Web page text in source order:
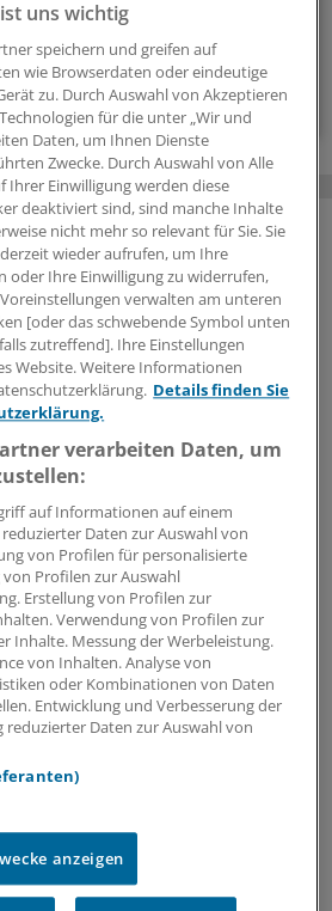
medizinischen Berichte und
für den Zugang
Testlogos
zu Focus-Ärztesiegeln: Für
strenge Maßstäbe
verschärft Anforderungen an
müssten
des Rankings klar erkennen
nun erneut prüfen, ob Irreführung
Heilberufe Berlin
für Ärzte wegen
Pandemie
für Heilberufe Berlin kippt den
die einem Arzt
der Corona-
verharmlosend dargestellt und
uns wichtig
speichern und greifen auf
wie Browserdaten oder eindeutige
zu. Durch Auswahl von Akzeptieren
für die unter „Wir und
Daten, um Ihnen Dienste
Zwecke. Durch Auswahl von Alle
Ihrer Einwilligung werden diese
deaktiviert sind, sind manche Inhalte
nicht mehr so relevant für Sie. Sie
wieder aufrufen, um Ihre
oder Ihre Einwilligung zu widerrufen,
verwalten am unteren
[oder das schwebende Symbol unten
zutreffend]. Ihre Einstellungen
Website. Weitere Informationen
Details finden Sie
verarbeiten Daten, um
auf Informationen auf einem
Daten zur Auswahl von
von Profilen für personalisierte
Profilen zur Auswahl
Erstellung von Profilen zur
Verwendung von Profilen zur
Inhalte. Messung der Werbeleistung.
von Inhalten. Analyse von
oder Kombinationen von Daten
Entwicklung und Verbesserung der
reduzierter Daten zur Auswahl von
anzeigen